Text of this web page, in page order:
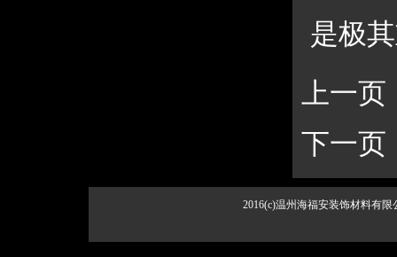
是极
上一页
下一页
2016(c)温州海福安装饰材料有